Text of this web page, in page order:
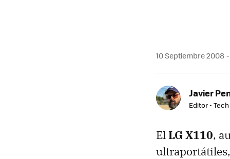
10 Septiembre 2008
Javier
Editor - Tech
ElLG X110,